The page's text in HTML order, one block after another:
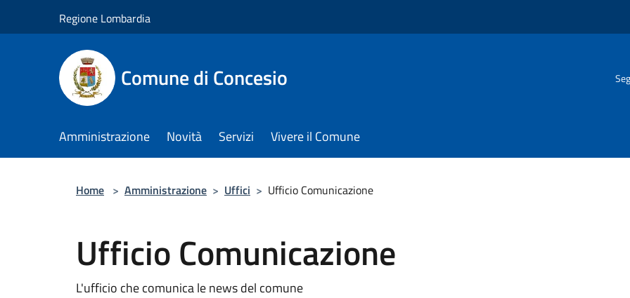
Regione Lombardia
Comune di Concesio
Amministrazione Novità Servizi Vivere il Comune
Home > Amministrazione > Uffici > Ufficio Comunicazione
Ufficio Comunicazione
L'ufficio che comunica le news del comune